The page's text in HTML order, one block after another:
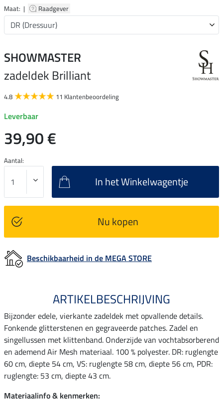
Maat: | Raadgever
SHOWMASTER
zadeldek Brilliant
4.8 11 Klantenbeoordeling
Leverbaar
39,90 €
Aantal:
In het Winkelwagentje
Nu kopen
Beschikbaarheid in de MEGA STORE
ARTIKELBESCHRIJVING
Bijzonder edele, vierkante zadeldek met opvallende details.
Fonkende glitterstenen en gegraveerde patches. Zadel en
singellussen met klittenband. Onderzijde van vochtabsorberend
en ademend Air Mesh materiaal. 100 % polyester. DR: ruglengte
60 cm, diepte 54 cm, VS: ruglengte 58 cm, diepte 56 cm, PDR:
ruglengte: 53 cm, diepte 43 cm.
Materiaalinfo & kenmerken: